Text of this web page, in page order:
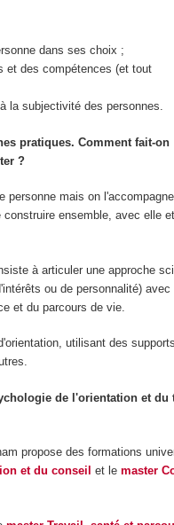
dans ses choix ;
et des compétences (et tout
la subjectivité des personnes.
pratiques. Comment fait-on
?
personne mais on
ensemble, avec elle
à articuler une approche
ou de personnalité) avec
et du parcours de vie.
utilisant des
de l'orientation et du
propose des formations
et du conseilet lemaster